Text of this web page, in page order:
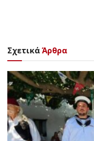
ΣχετικάΆρθρα